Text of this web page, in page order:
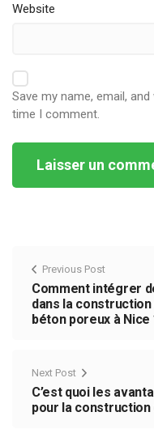
Website
Save my name, email,
time I comment.
Previous Post
Comment intégrer
dans la construction
béton poreux à Nice
Next Post
C’est quoi les
pour la construction